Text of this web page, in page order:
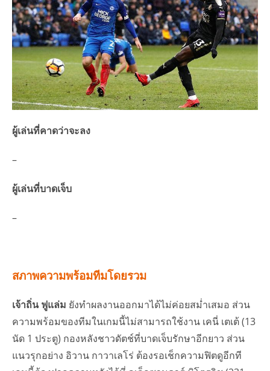
ผู้เล่นที่คาดว่าจะลง
–
ผู้เล่นที่บาดเจ็บ
–
สภาพความพร้อมทีมโดยรวม
เจ้าถิ่น ฟูแล่ม ยังทำผลงานออกมาได้ไม่ค่อยสม่ำเสมอ ส่วน
ความพร้อมของทีมในเกมนี้ไม่สามารถใช้งาน เคนี่ เตเต้ (13
นัด 1 ประตู) กองหลังชาวดัตช์ที่บาดเจ็บรักษาอีกยาว ส่วน
แนวรุกอย่าง อิวาน กาวาเลโร่ ต้องรอเช็กความฟิตดูอีกที